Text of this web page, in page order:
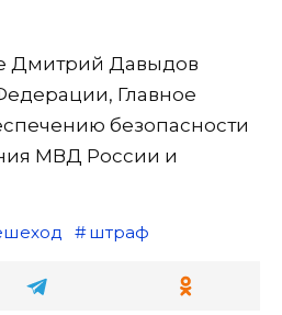
Дмитрий Давыдов
Главное
безопасности
МВД России и
штраф